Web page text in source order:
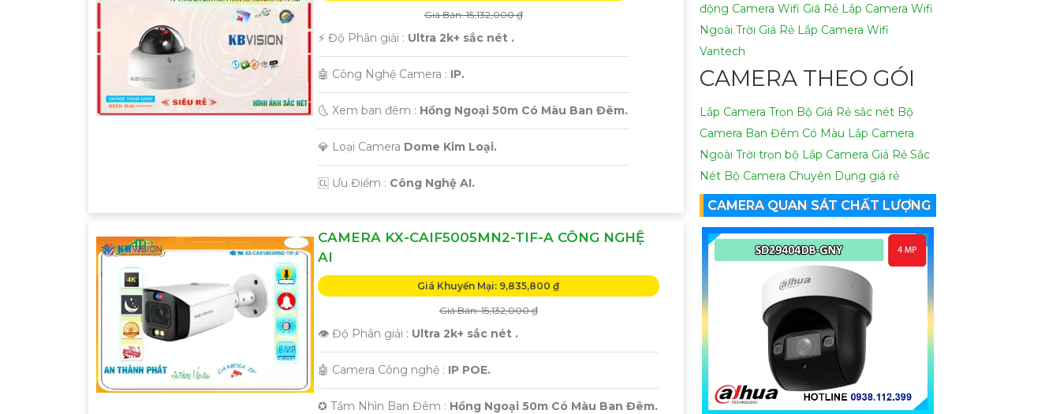
Giá Bán: 15,132,000 ₫
️⚡ Độ Phân giải : Ultra 2k+ sắc nét .
🤖️ Công Nghệ Camera : IP.
🌜 Xem ban đêm : Hồng Ngoại 50m Có Màu Ban Đêm.
💎 Loại Camera Dome Kim Loại.
️🆑 Ưu Điểm : Công Nghệ AI.
CAMERA KX-CAIF5005MN2-TIF-A CÔNG NGHỆ
AI
Giá Khuyến Mại: 9,835,800 ₫
Giá Bán: 15,132,000 ₫
👁 Độ Phân giải : Ultra 2k+ sắc nét .
🤖️ Camera Công nghệ : IP POE.
✪ Tầm Nhìn Ban Đêm : Hồng Ngoại 50m Có Màu Ban Đêm.
động Camera Wifi Giá Rẻ Lắp Camera Wifi
Ngoài Trời Giá Rẻ Lắp Camera Wifi
Vantech
CAMERA THEO GÓI
Lắp Camera Trọn Bộ Giá Rẻ sắc nét Bộ
Camera Ban Đêm Có Màu Lắp Camera
Ngoài Trời trọn bộ Lắp Camera Giá Rẻ Sắc
Nét Bộ Camera Chuyên Dụng giá rẻ
CAMERA QUAN SÁT CHẤT LƯỢNG